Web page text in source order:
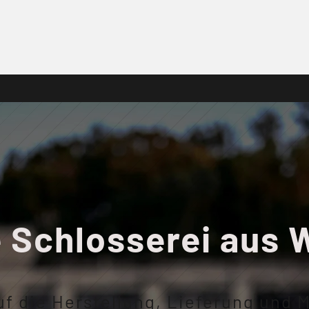
Schlosserei aus
die Herstellung, Lieferung und